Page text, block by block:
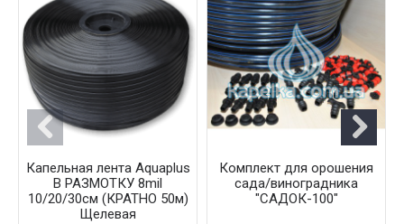
Капельная лента Aquaplus
В РАЗМОТКУ 8mil
10/20/30см (КРАТНО 50м)
Щелевая
Комплект для орошения
сада/виноградника
"САДОК-100"